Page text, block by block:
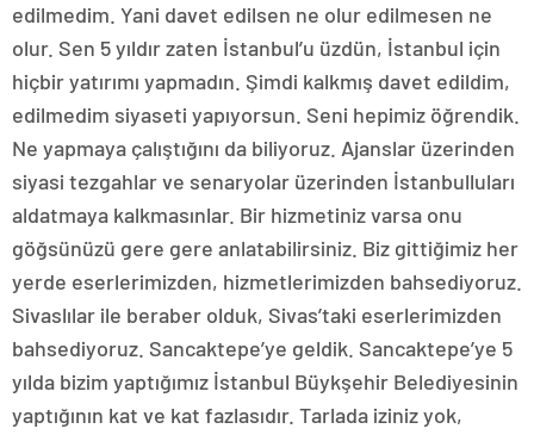
edilmedim. Yani davet edilsen ne olur edilmesen ne
olur. Sen 5 yıldır zaten İstanbul’u üzdün, İstanbul için
hiçbir yatırımı yapmadın. Şimdi kalkmış davet edildim,
edilmedim siyaseti yapıyorsun. Seni hepimiz öğrendik.
Ne yapmaya çalıştığını da biliyoruz. Ajanslar üzerinden
siyasi tezgahlar ve senaryolar üzerinden İstanbulluları
aldatmaya kalkmasınlar. Bir hizmetiniz varsa onu
göğsünüzü gere gere anlatabilirsiniz. Biz gittiğimiz her
yerde eserlerimizden, hizmetlerimizden bahsediyoruz.
Sivaslılar ile beraber olduk, Sivas’taki eserlerimizden
bahsediyoruz. Sancaktepe’ye geldik. Sancaktepe’ye 5
yılda bizim yaptığımız İstanbul Büykşehir Belediyesinin
yaptığının kat ve kat fazlasıdır. Tarlada iziniz yok,